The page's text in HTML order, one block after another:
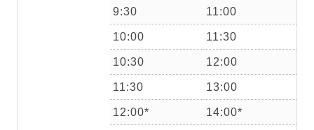
9:30 11:00
10:00 11:30
10:30 12:00
11:30 13:00
12:00* 14:00*